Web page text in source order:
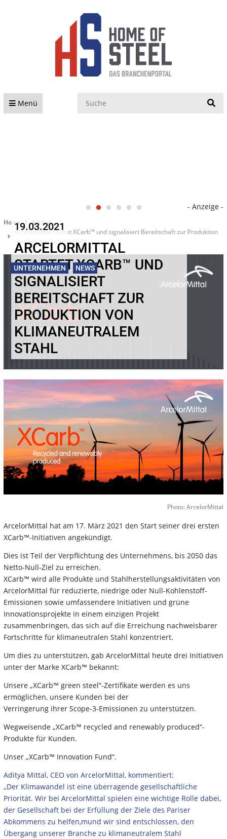
Menü
- Anzeige -
Home
Artikel
ArcelorMittal startet XCarb™ und signalisiert Bereitschaft zur Produktion
von klimaneutralem Stahl
UNTERNEHMEN NEWS
19.03.2021
ARCELORMITTAL
STARTET XCARB™ UND
SIGNALISIERT
BEREITSCHAFT ZUR
PRODUKTION VON
KLIMANEUTRALEM
STAHL
ArcelorMittal hat am 17. März 2021 den Start seiner drei ersten
XCarb™-Initiativen angekündigt.
Dies ist Teil der Verpflichtung des Unternehmens, bis 2050 das
Netto-Null-Ziel zu erreichen.
XCarb™ wird alle Produkte und Stahlherstellungsaktivitäten von
ArcelorMittal für reduzierte, niedrige oder Null-Kohlenstoff-
Emissionen sowie umfassendere Initiativen und grüne
Innovationsprojekte in einem einzigen Projekt
zusammenbringen, das sich auf die Erreichung nachweisbarer
Fortschritte für klimaneutralen Stahl konzentriert.
Um dies zu unterstützen, gab ArcelorMittal heute drei Initiativen
unter der Marke XCarb™ bekannt:
Unsere „XCarb™ green steel“-Zertifikate werden es uns
ermöglichen, unsere Kunden bei der
Verringerung ihrer Scope-3-Emissionen zu unterstützen.
Wegweisende „XCarb™ recycled and renewably produced“-
Produkte für Kunden.
Unser „XCarb™ Innovation Fund“.
Aditya Mittal, CEO von ArcelorMittal, kommentiert:
„Der Klimawandel ist eine überragende gesellschaftliche
Priorität. Wir bei ArcelorMittal spielen eine wichtige Rolle dabei,
der Gesellschaft bei der Erfüllung der Ziele des Pariser
Abkommens zu helfen,mund wir sind entschlossen, den
Übergang unserer Branche zu klimaneutralem Stahl
Photo: ArcelorMittal